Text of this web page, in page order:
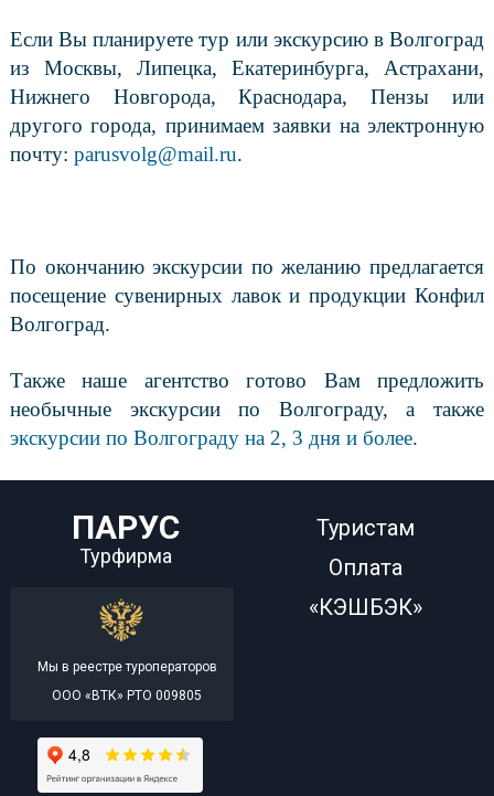
Если Вы планируете тур или экскурсию в Волгоград
из Москвы, Липецка, Екатеринбурга, Астрахани,
Нижнего Новгорода, Краснодара, Пензы или
другого города, принимаем заявки на электронную
почту: parusvolg@mail.ru.
По окончанию экскурсии по желанию предлагается
посещение сувенирных лавок и продукции Конфил
Волгоград.
Также наше агентство готово Вам предложить
необычные экскурсии по Волгограду, а также
экскурсии по Волгограду на 2, 3 дня и более.
ПАРУС
Турфирма
Мы в реестре туроператоров
ООО «ВТК» РТО 009805
Туристам
Оплата
«КЭШБЭК»